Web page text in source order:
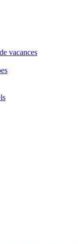
vacances